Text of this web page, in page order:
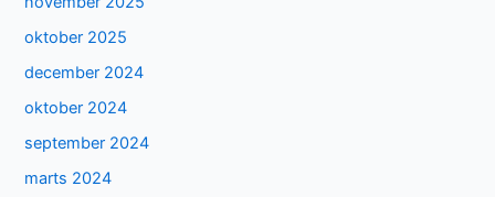
oktober 2025
december 2024
oktober 2024
september 2024
marts 2024